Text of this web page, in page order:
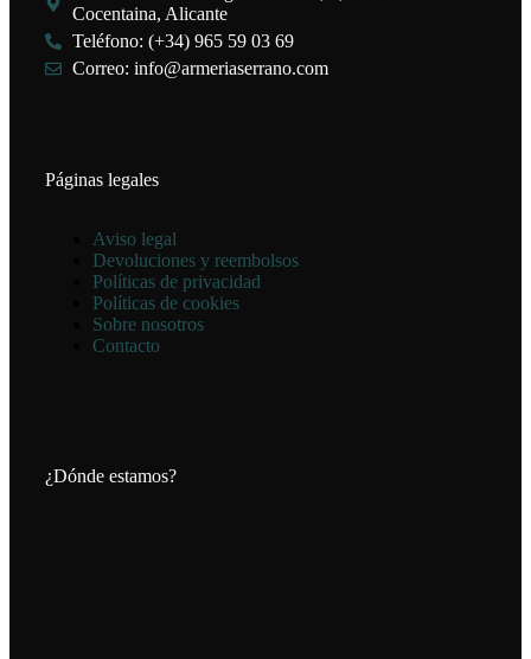
Cocentaina, Alicante
Teléfono: (+34) 965 59 03 69
Correo: info@armeriaserrano.com
Páginas legales
Aviso legal
Devoluciones y reembolsos
Políticas de privacidad
Políticas de cookies
Sobre nosotros
Contacto
¿Dónde estamos?